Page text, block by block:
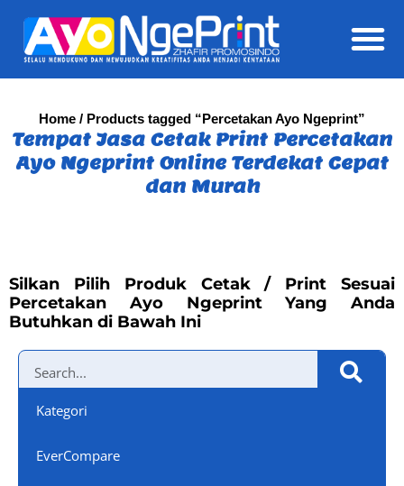
Home / Products tagged “Percetakan Ayo Ngeprint”
Tempat Jasa Cetak Print Percetakan
Ayo Ngeprint Online Terdekat Cepat
dan Murah
Silkan Pilih Produk Cetak / Print Sesuai
Percetakan Ayo Ngeprint Yang Anda
Butuhkan di Bawah Ini
Kategori
EverCompare